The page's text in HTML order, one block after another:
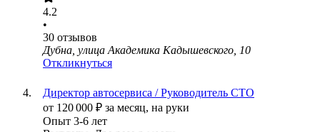
4.2
•
30 отзывов
Дубна, улица Академика Кадышевского, 10
Откликнуться
Директор автосервиса / Руководитель СТО
от 120 000 ₽ за месяц, на руки
Опыт 3-6 лет